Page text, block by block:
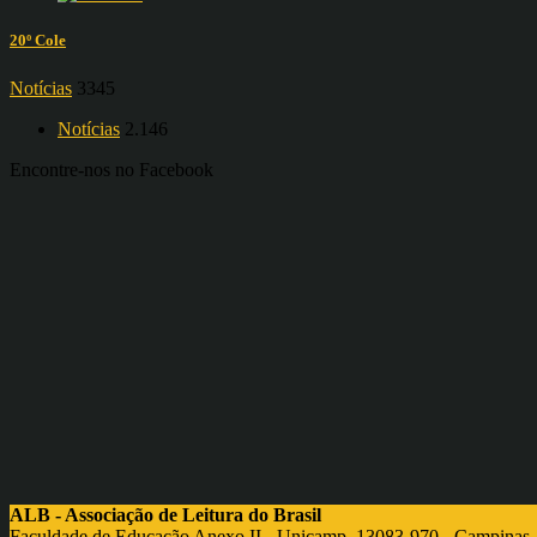
20º Cole
Notícias 3345
Notícias 2.146
Encontre-nos no Facebook
ALB - Associação de Leitura do Brasil